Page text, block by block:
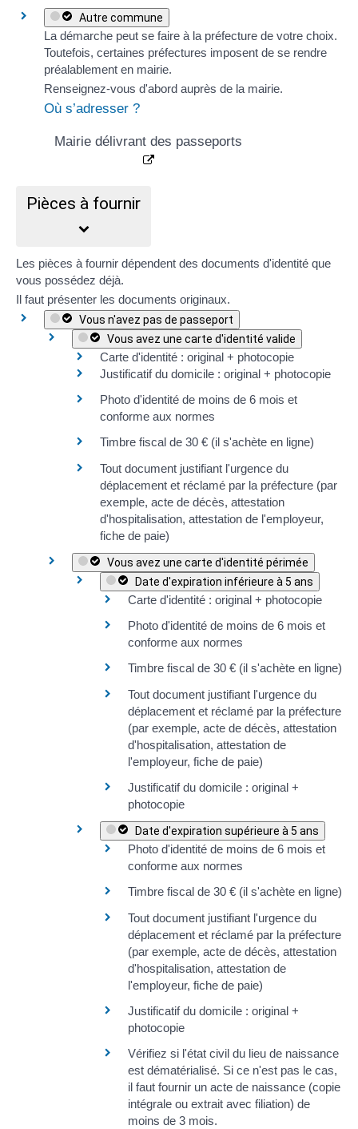
Autre commune
La démarche peut se faire à la préfecture de votre choix.
Toutefois, certaines préfectures imposent de se rendre
préalablement en mairie.
Renseignez-vous d'abord auprès de la mairie.
Où s’adresser ?
Mairie délivrant des passeports
Pièces à fournir
Les pièces à fournir dépendent des documents d'identité que
vous possédez déjà.
Il faut présenter les documents originaux.
Vous n'avez pas de passeport
Vous avez une carte d'identité valide
Carte d'identité : original + photocopie
Justificatif du domicile : original + photocopie
Photo d'identité de moins de 6 mois et
conforme aux normes
Timbre fiscal de 30 € (il s'achète en ligne)
Tout document justifiant l'urgence du
déplacement et réclamé par la préfecture (par
exemple, acte de décès, attestation
d'hospitalisation, attestation de l'employeur,
fiche de paie)
Vous avez une carte d'identité périmée
Date d'expiration inférieure à 5 ans
Carte d'identité : original + photocopie
Photo d'identité de moins de 6 mois et
conforme aux normes
Timbre fiscal de 30 € (il s'achète en ligne)
Tout document justifiant l'urgence du
déplacement et réclamé par la préfecture
(par exemple, acte de décès, attestation
d'hospitalisation, attestation de
l'employeur, fiche de paie)
Justificatif du domicile : original +
photocopie
Date d'expiration supérieure à 5 ans
Photo d'identité de moins de 6 mois et
conforme aux normes
Timbre fiscal de 30 € (il s'achète en ligne)
Tout document justifiant l'urgence du
déplacement et réclamé par la préfecture
(par exemple, acte de décès, attestation
d'hospitalisation, attestation de
l'employeur, fiche de paie)
Justificatif du domicile : original +
photocopie
Vérifiez si l'état civil du lieu de naissance
est dématérialisé. Si ce n'est pas le cas,
il faut fournir un acte de naissance (copie
intégrale ou extrait avec filiation) de
moins de 3 mois.